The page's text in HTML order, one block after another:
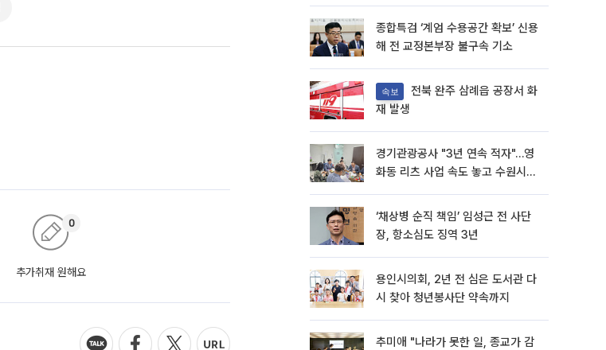
추가취재 원해요
0
종합특검 ‘계엄 수용공간 확보’ 신용
해 전 교정본부장 불구속 기소
속보
재 발생
경기관광공사 "3년 연속 적자"…영
화동 리츠 사업 속도 놓고 수원시와
‘채상병 순직 책임’ 임성근 전 사단
장, 항소심도 징역 3년
용인시의회, 2년 전 심은 도서관 다
시 찾아 청년봉사단 약속까지
추미애 "나라가 못한 일, 종교가 감